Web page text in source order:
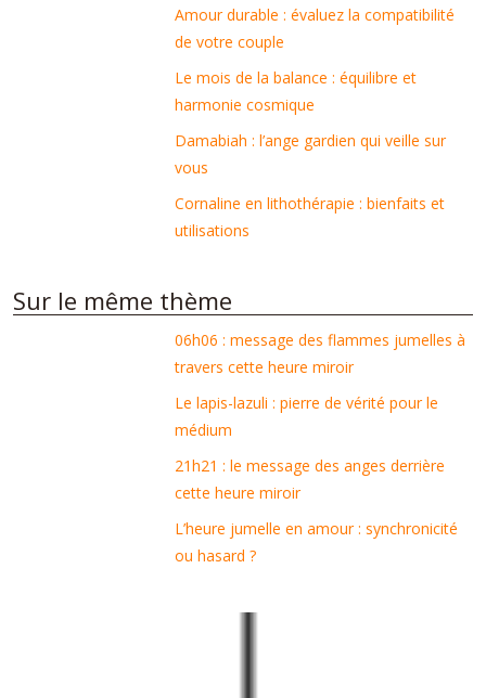
Amour durable : évaluez la compatibilité
de votre couple
Le mois de la balance : équilibre et
harmonie cosmique
Damabiah : l’ange gardien qui veille sur
vous
Cornaline en lithothérapie : bienfaits et
utilisations
Sur le même thème
06h06 : message des flammes jumelles à
travers cette heure miroir
Le lapis-lazuli : pierre de vérité pour le
médium
21h21 : le message des anges derrière
cette heure miroir
L’heure jumelle en amour : synchronicité
ou hasard ?